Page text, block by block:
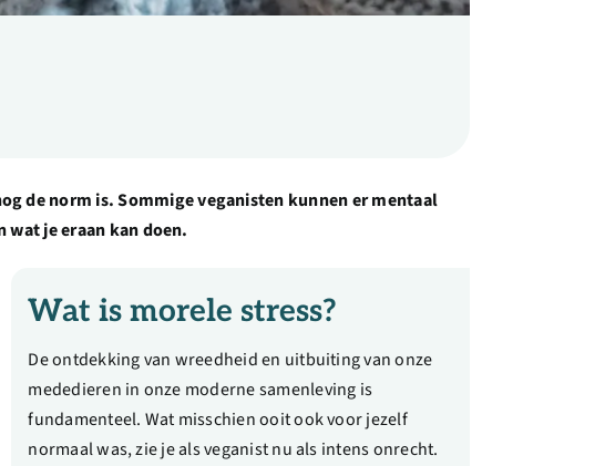
de norm is. Sommige veganisten kunnen er mentaal
je eraan kan doen.
Wat is morele stress?
De ontdekking van wreedheid en uitbuiting van onze
mededieren in onze moderne samenleving is
fundamenteel. Wat misschien ooit ook voor jezelf
normaal was, zie je als veganist nu als intens onrecht.